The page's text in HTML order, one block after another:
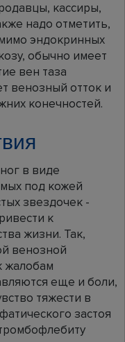
кассиры,
надо отметить,
эндокринных
обычно имеет
вен таза
венозный отток и
конечностей.
в виде
под кожей
звездочек -
к
жизни. Так,
венозной
жалобам
еще и боли,
тяжести в
застоя